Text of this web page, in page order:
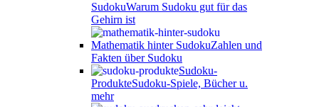
SudokuWarum Sudoku gut für das
Gehirn ist
Mathematik hinter SudokuZahlen und
Fakten über Sudoku
Sudoku-
ProdukteSudoku-Spiele, Bücher u.
mehr